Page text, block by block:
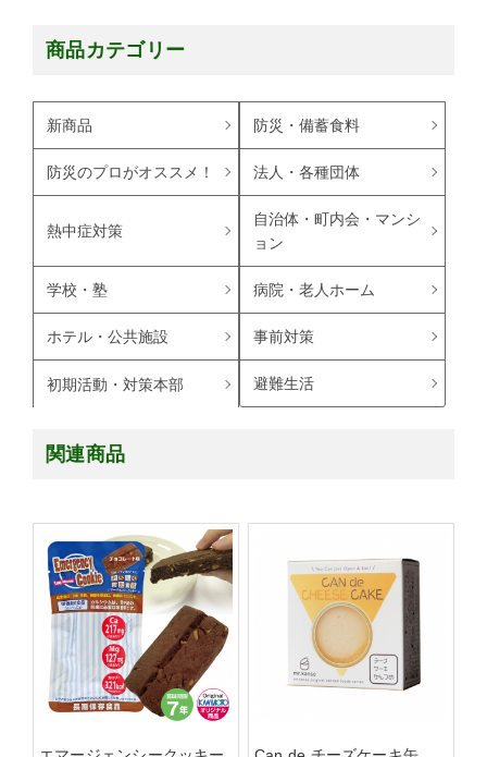
商品カテゴリー
新商品 防災・備蓄食料
防災のプロがオススメ！ 法人・各種団体
熱中症対策
自治体・町内会・マンシ
ョン
学校・塾 病院・老人ホーム
ホテル・公共施設 事前対策
初期活動・対策本部 避難生活
関連商品